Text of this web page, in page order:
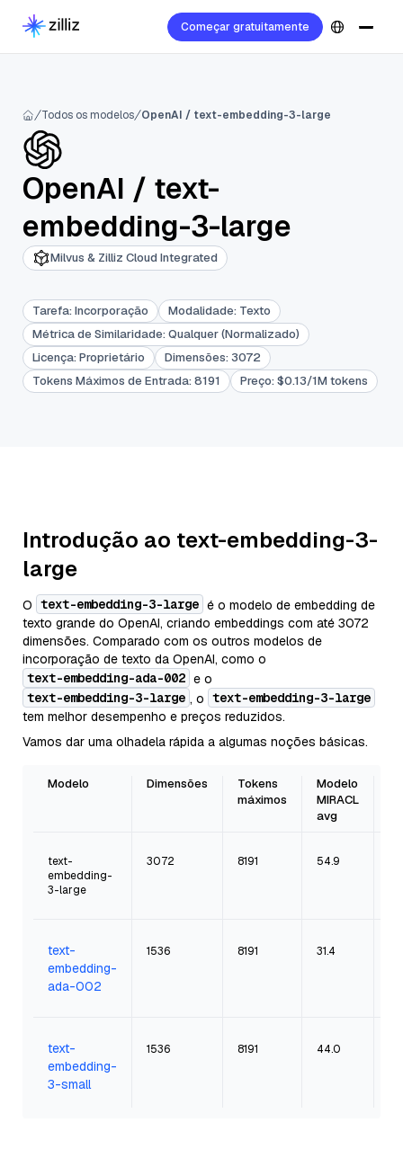
Começar gratuitamente
Todos os modelos OpenAI / text-embedding-3-large
OpenAI / text-
embedding-3-large
Milvus & Zilliz Cloud Integrated
Tarefa: Incorporação Modalidade: Texto
Métrica de Similaridade: Qualquer (Normalizado)
Licença: Proprietário Dimensões: 3072
Tokens Máximos de Entrada: 8191 Preço: $0.13/1M tokens
Introdução ao text-embedding-3-
large
O text-embedding-3-large é o modelo de embedding de
texto grande do OpenAI, criando embeddings com até 3072
dimensões. Comparado com os outros modelos de
incorporação de texto da OpenAI, como o
text-embedding-ada-002 e o
text-embedding-3-large , o text-embedding-3-large
tem melhor desempenho e preços reduzidos.
Vamos dar uma olhadela rápida a algumas noções básicas.
Modelo Dimensões
Tokens
máximos
Modelo
MIRACL
avg
text-
embedding-
3-large
3072 8191 54.9
text-
embedding-
ada-002
1536 8191 31.4
text-
embedding-
3-small
1536 8191 44.0